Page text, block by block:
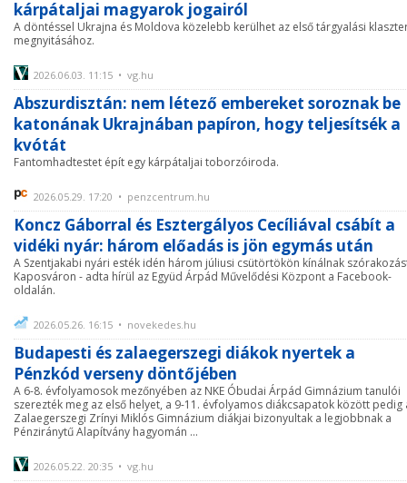
kárpátaljai magyarok jogairól
A döntéssel Ukrajna és Moldova közelebb kerülhet az első tárgyalási
megnyitásához.
2026.06.03. 11:15 • vg.hu
Abszurdisztán: nem létező embereket soroznak be
katonának Ukrajnában papíron, hogy teljesítsék a
kvótát
Fantomhadtestet épít egy kárpátaljai toborzóiroda.
2026.05.29. 17:20 • penzcentrum.hu
Koncz Gáborral és Esztergályos Cecíliával csábít a
vidéki nyár: három előadás is jön egymás után
A Szentjakabi nyári esték idén három júliusi csütörtökön kínálnak
Kaposváron - adta hírül az Együd Árpád Művelődési Központ a Facebook-
oldalán.
2026.05.26. 16:15 • novekedes.hu
Budapesti és zalaegerszegi diákok nyertek a
Pénzkód verseny döntőjében
A 6-8. évfolyamosok mezőnyében az NKE Óbudai Árpád Gimnázium tanulói
szerezték meg az első helyet, a 9-11. évfolyamos diákcsapatok között pedig
Zalaegerszegi Zrínyi Miklós Gimnázium diákjai bizonyultak a legjobbnak a
Pénziránytű Alapítvány hagyomán ...
2026.05.22. 20:35 • vg.hu